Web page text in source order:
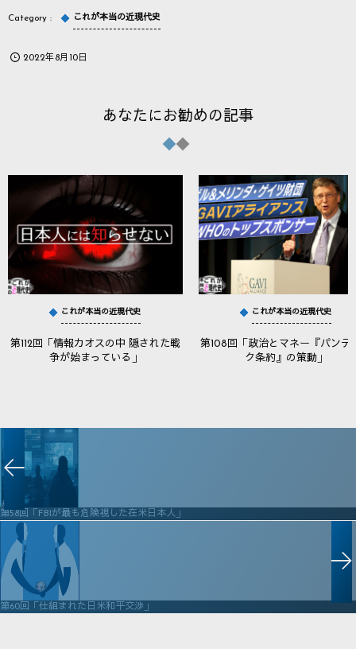
これが本当の近現代史
2022年8月10日
あなたにお勧めの記事
これが本当の近現代史
第112回「情報カオスの中 隠された戦
争が始まっている」
これが本当の近現代史
第108回「政治とマネー『パンデ
ク条約』の策動」
第58回「FBIが最も危険視した在米日本人」
第60回「仕組まれた日米和平交渉」